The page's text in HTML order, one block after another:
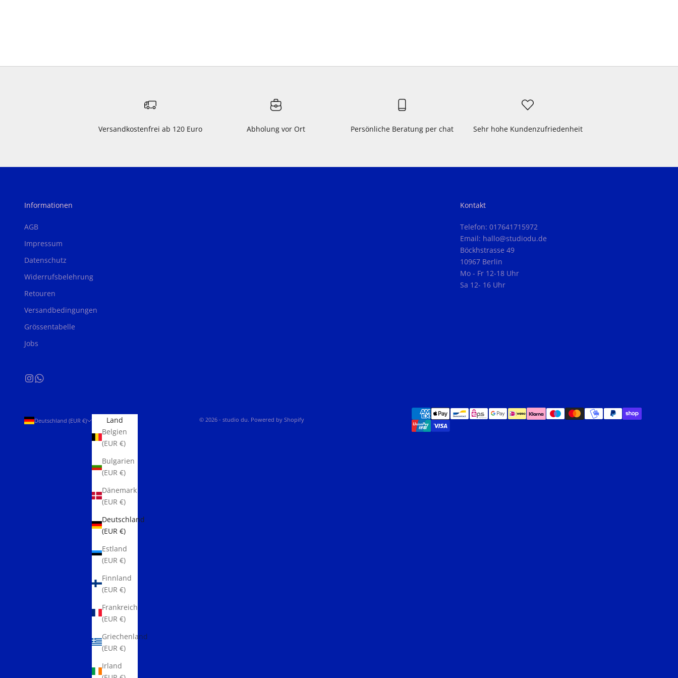
Versandkostenfrei ab 120 Euro Abholung vor Ort Persönliche Beratung per chat Sehr hohe Kundenzufriedenheit
Informationen
AGB
Impressum
Datenschutz
Widerrufsbelehrung
Retouren
Versandbedingungen
Grössentabelle
Jobs
Kontakt
Telefon: 017641715972
Email: hallo@studiodu.de
Böckhstrasse 49
10967 Berlin
Mo - Fr 12-18 Uhr
Sa 12- 16 Uhr
Deutschland (EUR €)
Land
Belgien
(EUR €)
Bulgarien
(EUR €)
Dänemark
(EUR €)
Deutschland
(EUR €)
Estland
(EUR €)
Finnland
(EUR €)
Frankreich
(EUR €)
Griechenland
(EUR €)
Irland
© 2026 - studio du. Powered by Shopify